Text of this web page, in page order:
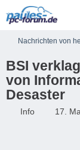
Nachrichten von
BSI
von
Desaster
Info 17.